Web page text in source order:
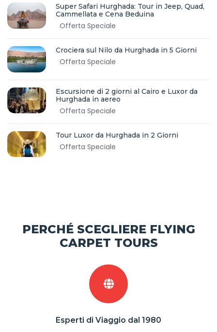
Super Safari Hurghada: Tour in Jeep, Quad,
Cammellata e Cena Beduina
Offerta Speciale
Crociera sul Nilo da Hurghada in 5 Giorni
Offerta Speciale
Escursione di 2 giorni al Cairo e Luxor da
Hurghada in aereo
Offerta Speciale
Tour Luxor da Hurghada in 2 Giorni
Offerta Speciale
PERCHÉ SCEGLIERE FLYING
CARPET TOURS
Esperti di Viaggio dal 1980